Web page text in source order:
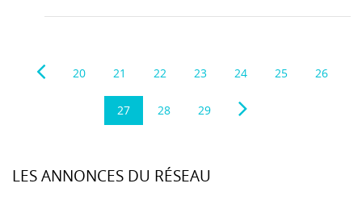
20 21 22 23 24 25 26
27 28 29
LES ANNONCES DU RÉSEAU